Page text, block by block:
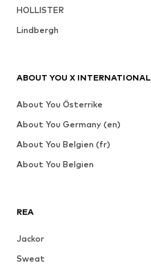
HOLLISTER
Lindbergh
REA
Jackor
Sweat
ABOUT YOU X INTERNATIONAL
About You Österrike
About You Germany (en)
About You Belgien (fr)
About You Belgien